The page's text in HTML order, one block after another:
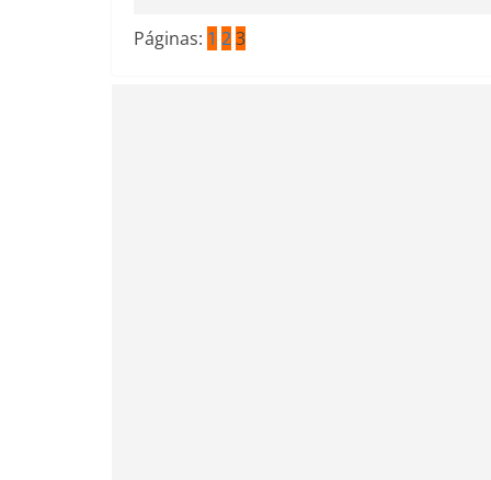
Páginas: 1 23